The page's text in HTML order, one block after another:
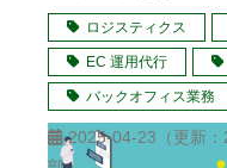
ロジスティクス
EC 運用代行
バックオフィス業務
2025-04-23 （更新：